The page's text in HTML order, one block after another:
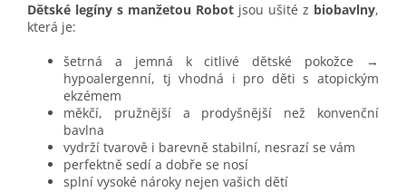
Dětské legíny s manžetou Robot jsou ušité z biobavlny,
která je:
šetrná a jemná k citlivé dětské pokožce →
hypoalergenní, tj vhodná i pro děti s atopickým
ekzémem
měkčí, pružnější a prodyšnější než konvenční
bavlna
vydrží tvarově i barevně stabilní, nesrazí se vám
perfektně sedí a dobře se nosí
splní vysoké nároky nejen vašich dětí